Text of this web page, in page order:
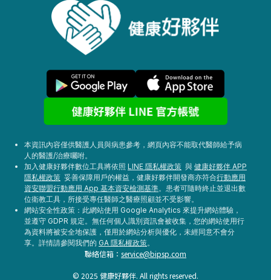
本資訊內容僅供醫護人員與病患參考，網頁內容不能取代醫師給予病
人的醫護/治療囑咐。
加入健康好夥伴數位工具將依照 LINE 隱私權政策 與 健康好夥伴 APP
隱私權政策 妥善保障用戶的權益，健康好夥伴開發商亦符合行動應用
資安聯盟行動應用 App 基本資安檢測基準。患者可隨時終止並退出數
位衛教工具，所接受專任醫師之醫療照顧並不受影響。
網站安全性政策：此網站使用 Google Analytics 來提升網站體驗，
並遵守 GDPR 規定。無任何個人識別資訊會被收集，您的網站使用行
為資料將被安全地保護，僅用於網站分析與優化，未經同意不會分
享。詳情請參閱我們的 GA 隱私權政策。
聯絡信箱： service@bipsp.com
© 2025 健康好夥伴. All rights reserved.